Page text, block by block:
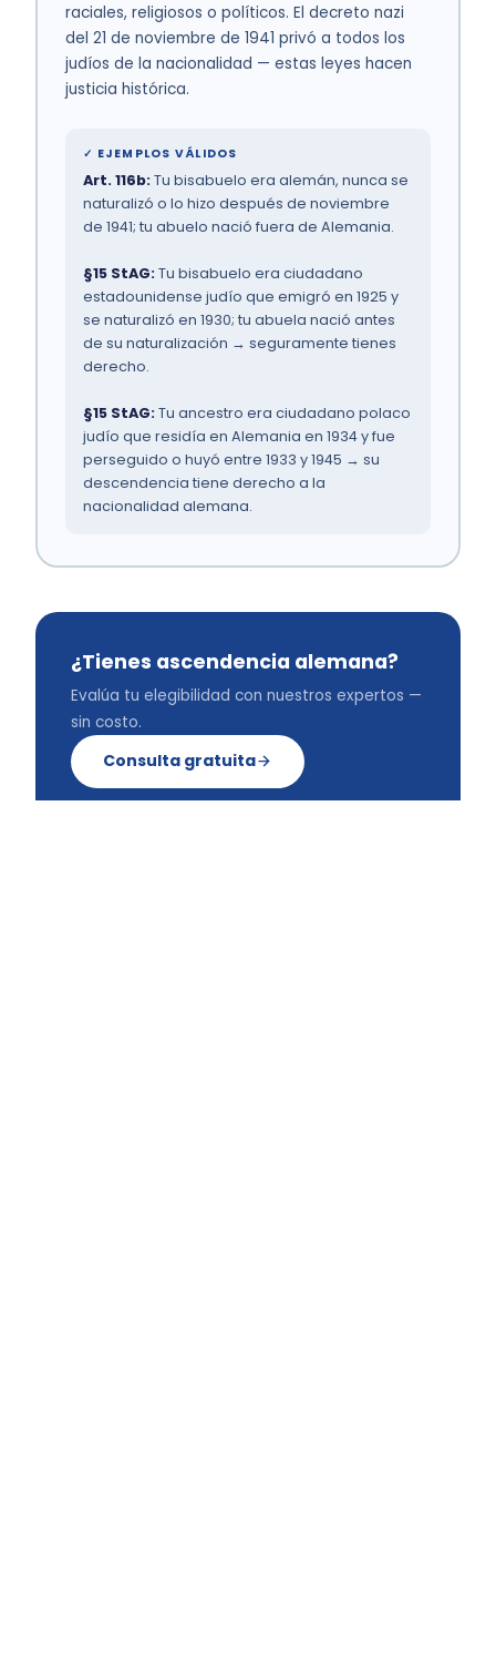
raciales, religiosos o políticos. El decreto nazi
del 21 de noviembre de 1941 privó a todos los
judíos de la nacionalidad — estas leyes hacen
justicia histórica.
✓ EJEMPLOS VÁLIDOS
Art. 116b: Tu bisabuelo era alemán, nunca se
naturalizó o lo hizo después de noviembre
de 1941; tu abuelo nació fuera de Alemania.
§15 StAG: Tu bisabuelo era ciudadano
estadounidense judío que emigró en 1925 y
se naturalizó en 1930; tu abuela nació antes
de su naturalización → seguramente tienes
derecho.
§15 StAG: Tu ancestro era ciudadano polaco
judío que residía en Alemania en 1934 y fue
perseguido o huyó entre 1933 y 1945 → su
descendencia tiene derecho a la
nacionalidad alemana.
¿Tienes ascendencia alemana?
Evalúa tu elegibilidad con nuestros expertos —
sin costo.
Consulta gratuita